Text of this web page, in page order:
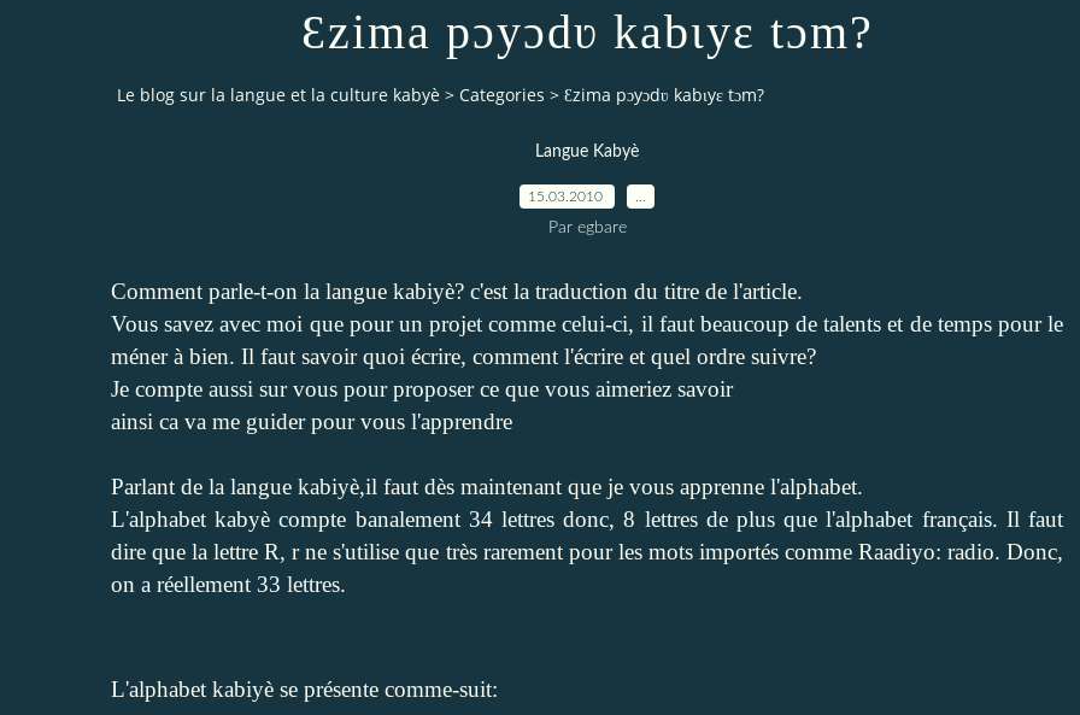
Ɛzima pɔyɔdʋ kabɩyɛ tɔm?
Le blog sur la langue et la culture kabyè > Categories > Ɛzima pɔyɔdʋ kabɩyɛ tɔm?
Langue Kabyè
15.03.2010
Par egbare
Comment parle-t-on la langue kabiyè? c'est la traduction du titre de l'article.
Vous savez avec moi que pour un projet comme celui-ci, il faut beaucoup de talents et de temps pour le
méner à bien. Il faut savoir quoi écrire, comment l'écrire et quel ordre suivre?
Je compte aussi sur vous pour proposer ce que vous aimeriez savoir
ainsi ca va me guider pour vous l'apprendre
Parlant de la langue kabiyè,il faut dès maintenant que je vous apprenne l'alphabet.
L'alphabet kabyè compte banalement 34 lettres donc, 8 lettres de plus que l'alphabet français. Il faut
dire que la lettre R, r ne s'utilise que très rarement pour les mots importés comme Raadiyo: radio. Donc,
on a réellement 33 lettres.
L'alphabet kabiyè se présente comme-suit: